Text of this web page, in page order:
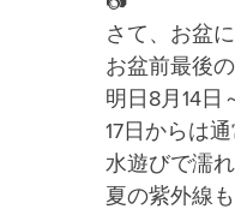
さて、お盆
お盆前最後
明日8月14日
17日からは
水遊びで濡
夏の紫外線